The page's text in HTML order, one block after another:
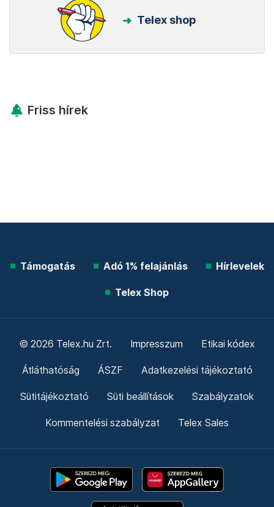
Telex shop
Friss hírek
Támogatás Adó 1% felajánlás Hírlevelek
Telex Shop
© 2026 Telex.hu Zrt. Impresszum Etikai kódex
Átláthatóság ÁSZF Adatkezelési tájékoztató
Sütitájékoztató Süti beállítások Szabályzatok
Kommentelési szabályzat Telex Sales